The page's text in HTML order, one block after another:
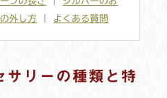
外し方 よくある質問
サリーの種類と特